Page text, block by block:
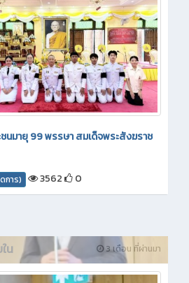
นมายุ 99 พรรษา สมเด็จพระสังฆราช
การ) 3562 0
3 เดือน ที่ผ่านมา
น